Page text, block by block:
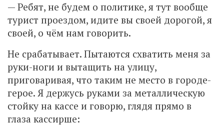
— Ребят, не будем о политике, я тут вообще
турист проездом, идите вы своей дорогой, я
своей, о чём нам говорить.
Не срабатывает. Пытаются схватить меня за
руки-ноги и вытащить на улицу,
приговаривая, что таким не место в городе-
герое. Я держусь руками за металлическую
стойку на кассе и говорю, глядя прямо в
глаза кассирше: